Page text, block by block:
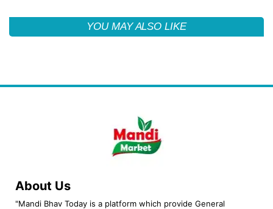
YOU MAY ALSO LIKE
About Us
"Mandi Bhav Today is a platform which provide General